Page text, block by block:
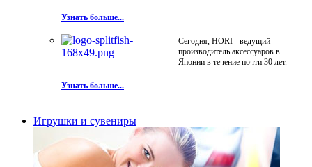
Узнать больше...
Сегодня, HORI - ведущий
производитель аксессуаров в
Японии в течение почти 30 лет.
Узнать больше...
Игрушки и сувениры